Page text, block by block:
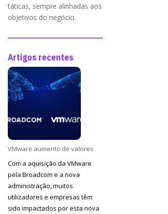
táticas, sempre alinhadas aos
objetivos do negócio.
Artigos recentes
VMware aumento de valores
Com a aquisição da VMware
pela Broadcom e a nova
administração, muitos
utilizadores e empresas têm
sido impactados por esta nova